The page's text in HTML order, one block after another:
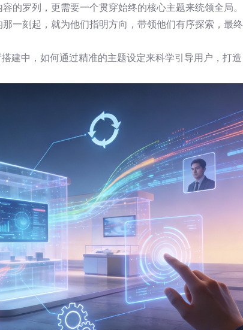
的罗列，更需要一个贯穿始终的核心主题来统领全局。
一刻起，就为他们指明方向，带领他们有序探索，最终
建中，如何通过精准的主题设定来科学引导用户，打造